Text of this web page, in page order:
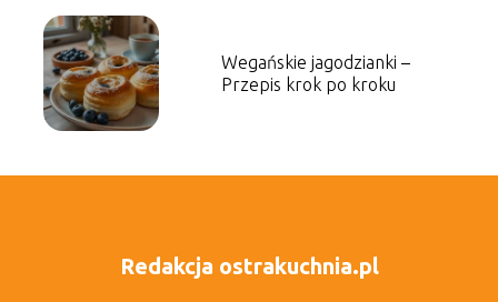
Wegańskie jagodzianki –
Przepis krok po kroku
Redakcja ostrakuchnia.pl